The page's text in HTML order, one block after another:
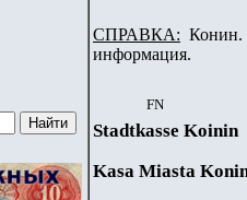
СПРАВКА:
информация.
FN
Stadtkasse Koinin
Kasa Miasta